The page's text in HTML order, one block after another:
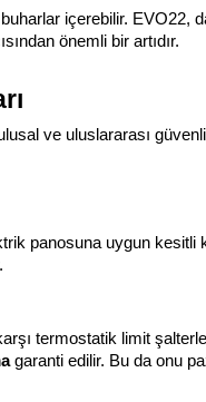
içerebilir. EVO22,
önemli bir artıdır.
ve uluslararası
panosuna uygun kesitli
karşı termostatik limit
garanti edilir. Bu da onu